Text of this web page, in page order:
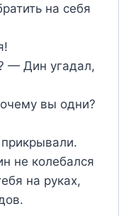
на себя
— Дин угадал,
вы одни?
не колебался
на руках,